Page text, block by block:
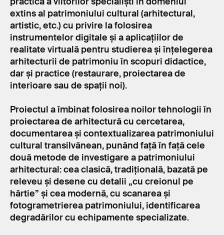
extins al patrimoniului cultural (arhitectural,
artistic, etc.) cu privire la folosirea
instrumentelor digitale și a aplicațiilor de
realitate virtuală pentru studierea și înțelegerea
arhitecturii de patrimoniu în scopuri didactice,
dar și practice (restaurare, proiectarea de
interioare sau de spații noi).
Proiectul a îmbinat folosirea noilor tehnologii în
proiectarea de arhitectură cu cercetarea,
documentarea și contextualizarea patrimoniului
cultural transilvănean, punând față în față cele
două metode de investigare a patrimoniului
arhitectural: cea clasică, tradițională, bazată pe
releveu și desene cu detalii „cu creionul pe
hârtie” și cea modernă, cu scanarea și
fotogrametrierea patrimoniului, identificarea
degradărilor cu echipamente specializate.